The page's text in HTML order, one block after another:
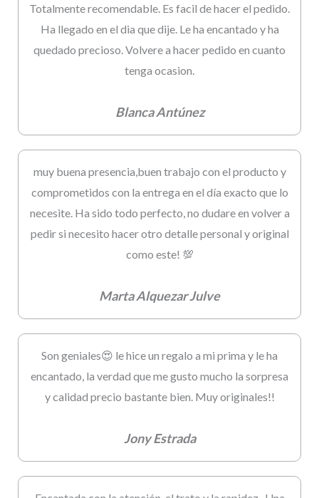
Totalmente recomendable. Es facil de hacer el pedido.
Ha llegado en el dia que dije. Le ha encantado y ha
quedado precioso. Volvere a hacer pedido en cuanto
tenga ocasion.
Blanca Antúnez
muy buena presencia,buen trabajo con el producto y
comprometidos con la entrega en el día exacto que lo
necesite. Ha sido todo perfecto, no dudare en volver a
pedir si necesito hacer otro detalle personal y original
como este! 💯
Marta Alquezar Julve
Son geniales😍 le hice un regalo a mi prima y le ha
encantado, la verdad que me gusto mucho la sorpresa
y calidad precio bastante bien. Muy originales!!
Jony Estrada